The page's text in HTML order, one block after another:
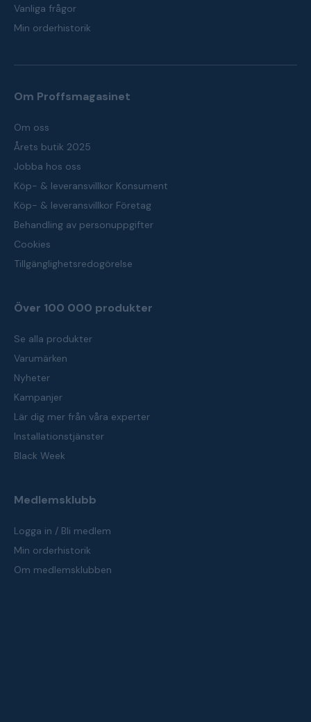
Vanliga frågor
Min orderhistorik
Om Proffsmagasinet
Om oss
Årets butik 2025
Jobba hos oss
Köp- & leveransvillkor Konsument
Köp- & leveransvillkor Företag
Behandling av personuppgifter
Cookies
Tillgänglighetsredogörelse
Över 100 000 produkter
Se alla produkter
Varumärken
Nyheter
Kampanjer
Lär dig mer från våra experter
Installationstjänster
Black Week
Medlemsklubb
Logga in / Bli medlem
Min orderhistorik
Om medlemsklubben